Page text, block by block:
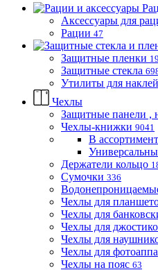
Аксессуары для
Рации 47
Защитные пленки
Защитные стекла
Утилиты для
Чехлы
Защитные панели ,
Чехлы-книжки 9041
В
Держатели кольцо
Сумочки 336
Чехлы для
Чехлы для
Чехлы для
Чехлы для
Чехлы для
Чехлы на пояс 63